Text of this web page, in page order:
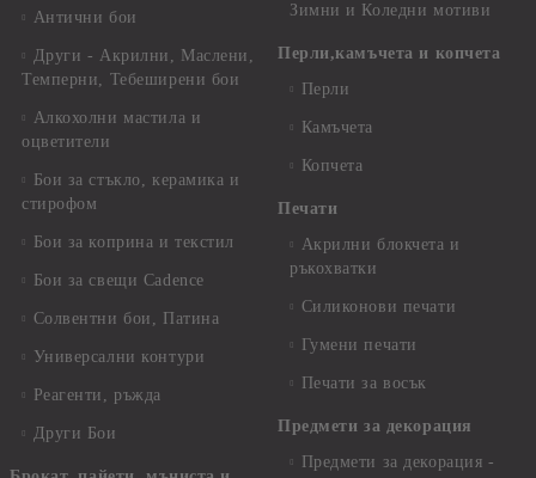
Антични бои
Други - Акрилни, Маслени,
Темперни, Тебеширени бои
Алкохолни мастила и
оцветители
Бои за стъкло, керамика и
стирофом
Бои за коприна и текстил
Бои за свещи Cadence
Солвентни бои, Патина
Универсални контури
Реагенти, ръжда
Други Бои
Зимни и Коледни мотиви
Перли,камъчета и копчета
Перли
Камъчета
Копчета
Печати
Акрилни блокчета и
ръкохватки
Силиконови печати
Гумени печати
Печати за восък
Предмети за декорация
Предмети за декорация -